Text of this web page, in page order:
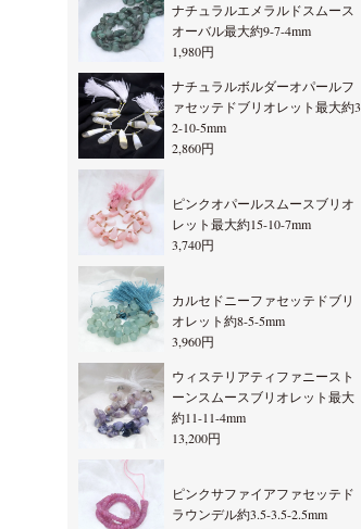
ナチュラルエメラルドスムース
オーバル最大約9-7-4mm
1,980円
ナチュラルボルダーオパールフ
ァセッテドブリオレット最大約3
2-10-5mm
2,860円
ピンクオパールスムースブリオ
レット最大約15-10-7mm
3,740円
カルセドニーファセッテドブリ
オレット約8-5-5mm
3,960円
ウィステリアティファニースト
ーンスムースブリオレット最大
約11-11-4mm
13,200円
ピンクサファイアファセッテド
ラウンデル約3.5-3.5-2.5mm